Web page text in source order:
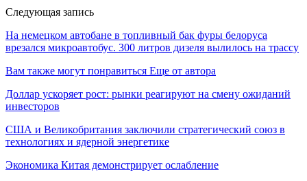
Следующая запись
На немецком автобане в топливный бак фуры белоруса
врезался микроавтобус. 300 литров дизеля вылилось на трассу
Вам также могут понравиться Еще от автора
Доллар ускоряет рост: рынки реагируют на смену ожиданий
инвесторов
США и Великобритания заключили стратегический союз в
технологиях и ядерной энергетике
Экономика Китая демонстрирует ослабление